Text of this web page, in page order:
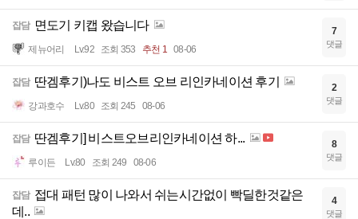
잡담 면도기 키캡 왔습니다
제뉴어리 Lv.92 조회 353 추천 1 08-06
7
댓글
잡담 딴겜후기)나도 비스트 오브 리인카네이션 후기
강과호수 Lv.80 조회 245 08-06
2
댓글
잡담 딴겜후기] 비스트오브리인카네이션 하...
루이든 Lv.80 조회 249 08-06
8
댓글
잡담 접대 패턴 많이 나와서 쉬는시간없이 빡딜한것같은
데..
4
댓글